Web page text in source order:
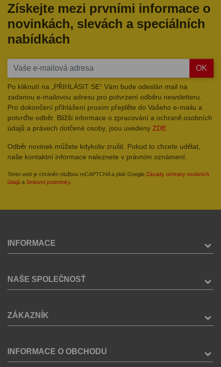
Získejte mezi prvními informace o
novinkách, slevách a speciálních
nabídkách
OK
Po kliknutí na „PŘIHLÁSIT SE“ Vám bude odeslán mail na
zadanou e-mailovou adresu pro potvrzení odběru newsletteru.
Pro dokončení přihlášení prosím přejděte do Vašeho e-mailu a
potvrďte odběr. Bližší informace o zpracování a ochraně osobních
údajů a právech dotčené osoby, jsou uvedeny ZDE
Odběr novinek můžete kdykoliv zrušit. Pokud to chcete udělat,
naše kontaktní informace naleznete v právním oznámení.
Tento web je chráněn službou reCAPTCHA a platí Google Zásady ochrany osobních
údajů a Smluvní podmínky.
INFORMACE
NAŠE SPOLEČNOSŤ
ZÁKAZNÍK
INFORMACE O OBCHODU